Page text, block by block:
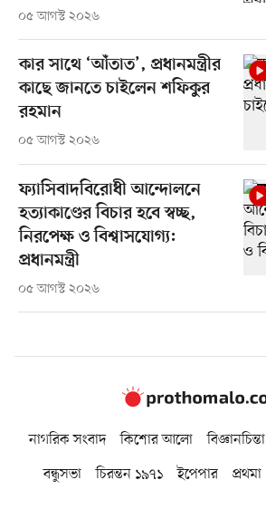
০৫ আগস্ট ২০২৬
কার সাথে ‘আঁতাত’, প্রধানমন্ত্রীর
কাছে জানতে চাইলেন শফিকুর
রহমান
০৫ আগস্ট ২০২৬
ফ্যাসিবাদবিরোধী আন্দোলনে
হত্যাকাণ্ডের বিচার হবে স্বচ্ছ,
নিরপেক্ষ ও বিশ্বাসযোগ্য:
প্রধানমন্ত্রী
০৫ আগস্ট ২০২৬
নাগরিক সংবাদ কিশোর আলো বিজ্ঞানচিন্তা
বন্ধুসভা
চিরন্তন ১৯৭১ ইপেপার প্রথমা